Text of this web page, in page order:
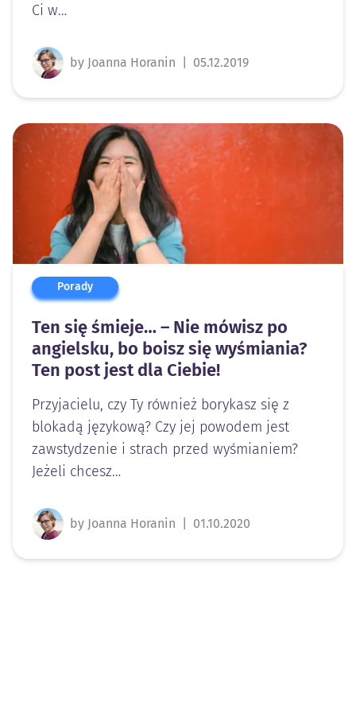
Ci w…
by Joanna Horanin 05.12.2019
Porady
Ten się śmieje… – Nie mówisz po
angielsku, bo boisz się wyśmiania?
Ten post jest dla Ciebie!
Przyjacielu, czy Ty również borykasz się z
blokadą językową? Czy jej powodem jest
zawstydzenie i strach przed wyśmianiem?
Jeżeli chcesz…
by Joanna Horanin 01.10.2020